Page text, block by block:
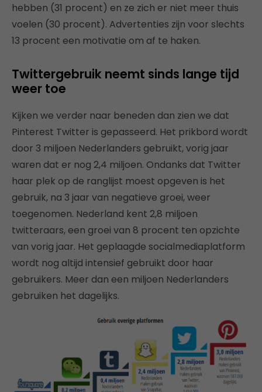
hebben (31 procent) en ze zich er niet meer thuis
voelen (30 procent). Advertenties zijn voor slechts
13 procent een motivatie om af te haken.
Twittergebruik neemt sinds lange tijd
weer toe
Kijken we verder naar beneden dan zien we dat
Pinterest Twitter is gepasseerd. Het prikbord wordt
door 3 miljoen Nederlanders gebruikt, vorig jaar
waren dat er nog 2,4 miljoen. Ondanks dat Twitter
haar plek op de ranglijst moest opgeven is het
gebruik, na 3 jaar van negatieve groei, weer
toegenomen. Nederland kent 2,8 miljoen
twitteraars, een groei van 8 procent ten opzichte
van vorig jaar. Het geplaagde socialmediaplatform
wordt nog altijd intensief gebruikt door haar
gebruikers. Meer dan een miljoen Nederlanders
gebruiken het dagelijks.